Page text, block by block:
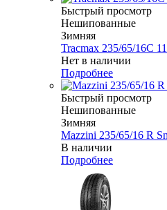
Быстрый просмотр
Нешипованные
Зимняя
Tracmax 235/65/16C
Нет в наличии
Подробнее
Быстрый просмотр
Нешипованные
Зимняя
Mazzini 235/65/16 R
В наличии
Подробнее